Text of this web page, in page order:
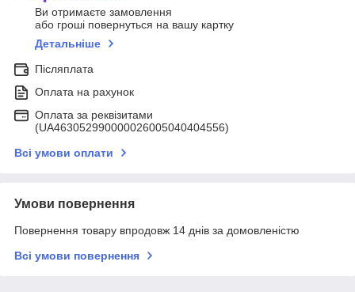
Ви отримаєте замовлення
або гроші повернуться на вашу картку
Детальніше
Післяплата
Оплата на рахунок
Оплата за реквізитами
(UA463052990000026005040404556)
Всі умови оплати
Умови повернення
Повернення товару впродовж 14 днів за домовленістю
Всі умови повернення